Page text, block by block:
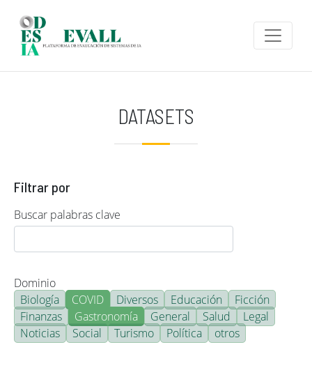
DATASETS
Filtrar por
Buscar palabras clave
Dominio
Biología
COVID Diversos Educación
Ficción
Finanzas
Gastronomía General Salud
Legal
Noticias
Social Turismo Política otros